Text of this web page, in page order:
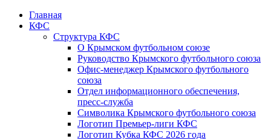
Главная
КФС
Структура КФС
О Крымском футбольном союзе
Руководство Крымского футбольного союза
Офис-менеджер Крымского футбольного
союза
Отдел информационного обеспечения,
пресс-служба
Символика Крымского футбольного союза
Логотип Премьер-лиги КФС
Логотип Кубка КФС 2026 года